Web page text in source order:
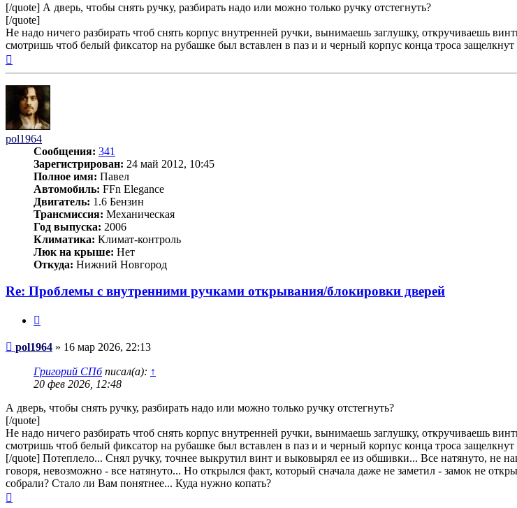
[/quote] А дверь, чтобы снять ручку, разбирать надо или можно только ручку отстегнуть?
[/quote]
Не надо ничего разбирать чтоб снять корпус внутренней ручки, вынимаешь заглушку, откручиваешь
смотришь чтоб белый фиксатор на рубашке был вставлен в паз и и черный корпус конца троса
pol1964
Сообщения: 341
Зарегистрирован: 24 май 2012, 10:45
Полное имя: Павел
Автомобиль: FFn Elegance
Двигатель: 1.6 Бензин
Трансмиссия: Механическая
Год выпуска: 2006
Климатика: Климат-контроль
Люк на крыше: Нет
Откуда: Нижний Новгород
Re: Проблемы с внутренними ручками открывания/блокировки дверей
Сообщение
pol1964 » 16 мар 2026, 22:13
Григорий СПбписал(а): ↑
20 фев 2026, 12:48
А дверь, чтобы снять ручку, разбирать надо или можно только ручку отстегнуть?
[/quote]
Не надо ничего разбирать чтоб снять корпус внутренней ручки, вынимаешь заглушку, откручиваешь
смотришь чтоб белый фиксатор на рубашке был вставлен в паз и и черный корпус конца троса
[/quote] Потеплело... Снял ручку, точнее выкрутил винт и выковырял ее из обшивки... Все натянуто, не
говоря, невозможно - все натянуто... Но открылся факт, который сначала даже не заметил - замок не
собрали? Стало ли Вам понятнее... Куда нужно копать?